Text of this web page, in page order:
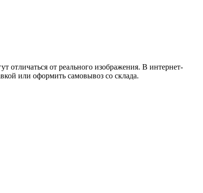
отличаться от реального изображения. В интернет-
или оформить самовывоз со склада.